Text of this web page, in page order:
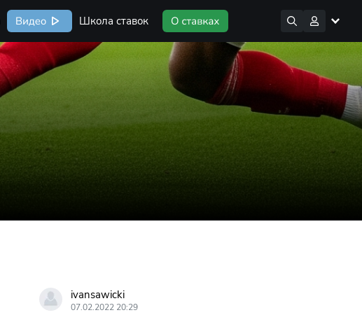
Видео Школа ставок
ivansawicki
07.02.2022 20:29